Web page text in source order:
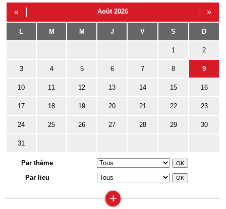
« Août 2026 »
L M M J V S D
1 2
3 4 5 6 7 8 9
10 11 12 13 14 15 16
17 18 19 20 21 22 23
24 25 26 27 28 29 30
31
Par thème
Par lieu
+